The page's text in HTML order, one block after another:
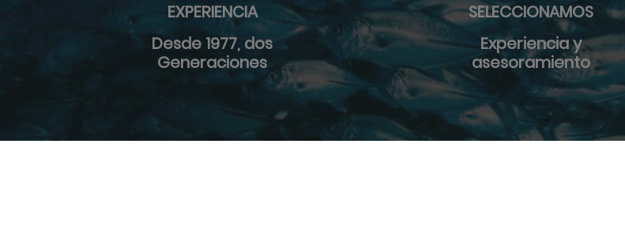
EXPERIENCIA
Desde 1977, dos
Generaciones
SELECCIONAMOS
Experiencia y
asesoramiento